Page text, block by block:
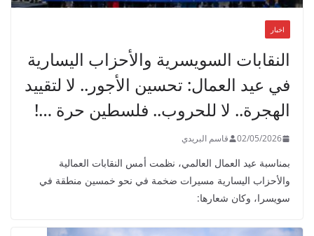
اخبار
النقابات السويسرية والأحزاب اليسارية
في عيد العمال: تحسين الأجور.. لا لتقييد
الهجرة.. لا للحروب.. فلسطين حرة …!
02/05/2026 قاسم البريدي
بمناسبة عيد العمال العالمي، نظمت أمس النقابات العمالية
والأحزاب اليسارية مسيرات ضخمة في نحو خمسين منطقة في
سويسرا، وكان شعارها: